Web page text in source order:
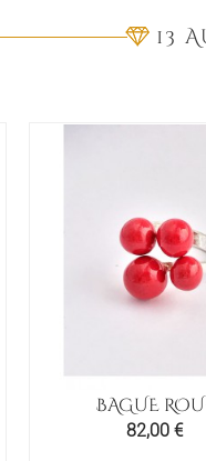
13
BAGUE
Prix
82,00 €